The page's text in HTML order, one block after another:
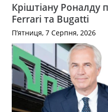
Кріштіану Роналду
Ferrari та Bugatti
П’ятниця, 7 Серпня, 2026